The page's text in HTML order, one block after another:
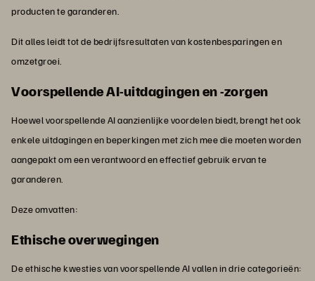
producten te garanderen.
Dit alles leidt tot de bedrijfsresultaten van kostenbesparingen en
omzetgroei.
Voorspellende AI-uitdagingen en -zorgen
Hoewel voorspellende AI aanzienlijke voordelen biedt, brengt het ook
enkele uitdagingen en beperkingen met zich mee die moeten worden
aangepakt om een verantwoord en effectief gebruik ervan te
garanderen.
Deze omvatten:
Ethische overwegingen
De ethische kwesties van voorspellende AI vallen in drie categorieën: